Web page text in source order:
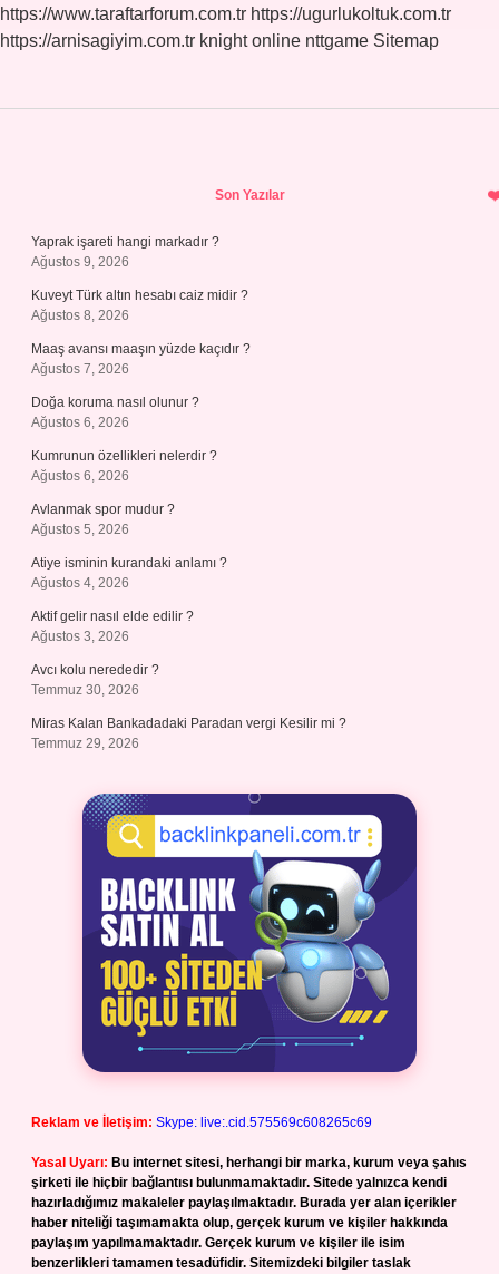
https://www.taraftarforum.com.tr https://ugurlukoltuk.com.tr
https://arnisagiyim.com.tr knight online nttgame Sitemap
Son Yazılar
Yaprak işareti hangi markadır ?
Ağustos 9, 2026
Kuveyt Türk altın hesabı caiz midir ?
Ağustos 8, 2026
Maaş avansı maaşın yüzde kaçıdır ?
Ağustos 7, 2026
Doğa koruma nasıl olunur ?
Ağustos 6, 2026
Kumrunun özellikleri nelerdir ?
Ağustos 6, 2026
Avlanmak spor mudur ?
Ağustos 5, 2026
Atiye isminin kurandaki anlamı ?
Ağustos 4, 2026
Aktif gelir nasıl elde edilir ?
Ağustos 3, 2026
Avcı kolu nerededir ?
Temmuz 30, 2026
Miras Kalan Bankadadaki Paradan vergi Kesilir mi ?
Temmuz 29, 2026
Reklam ve İletişim: Skype: live:.cid.575569c608265c69
Yasal Uyarı: Bu internet sitesi, herhangi bir marka, kurum veya şahıs
şirketi ile hiçbir bağlantısı bulunmamaktadır. Sitede yalnızca kendi
hazırladığımız makaleler paylaşılmaktadır. Burada yer alan içerikler
haber niteliği taşımamakta olup, gerçek kurum ve kişiler hakkında
paylaşım yapılmamaktadır. Gerçek kurum ve kişiler ile isim
benzerlikleri tamamen tesadüfidir. Sitemizdeki bilgiler taslak